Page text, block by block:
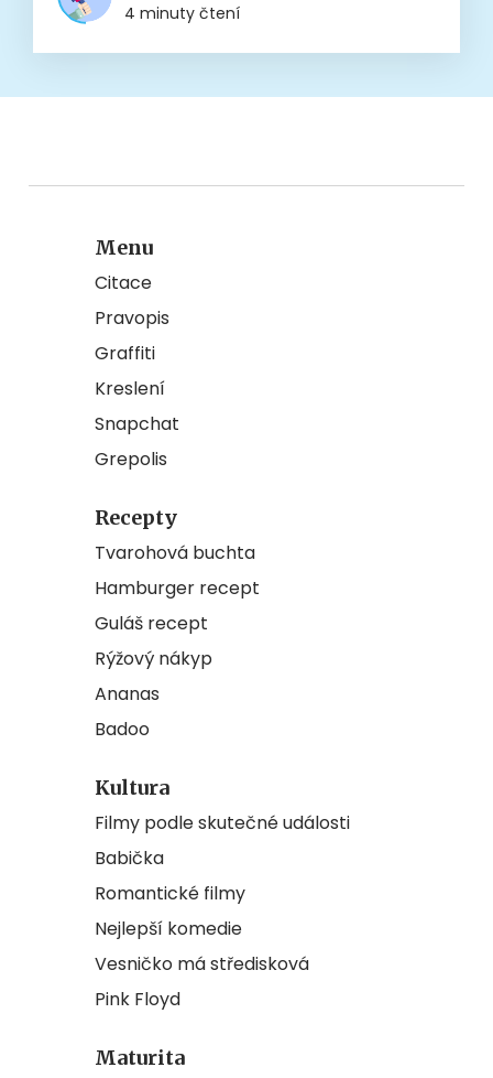
4 minuty čtení
Menu
Citace
Pravopis
Graffiti
Kreslení
Snapchat
Grepolis
Recepty
Tvarohová buchta
Hamburger recept
Guláš recept
Rýžový nákyp
Ananas
Badoo
Kultura
Filmy podle skutečné události
Babička
Romantické filmy
Nejlepší komedie
Vesničko má středisková
Pink Floyd
Maturita